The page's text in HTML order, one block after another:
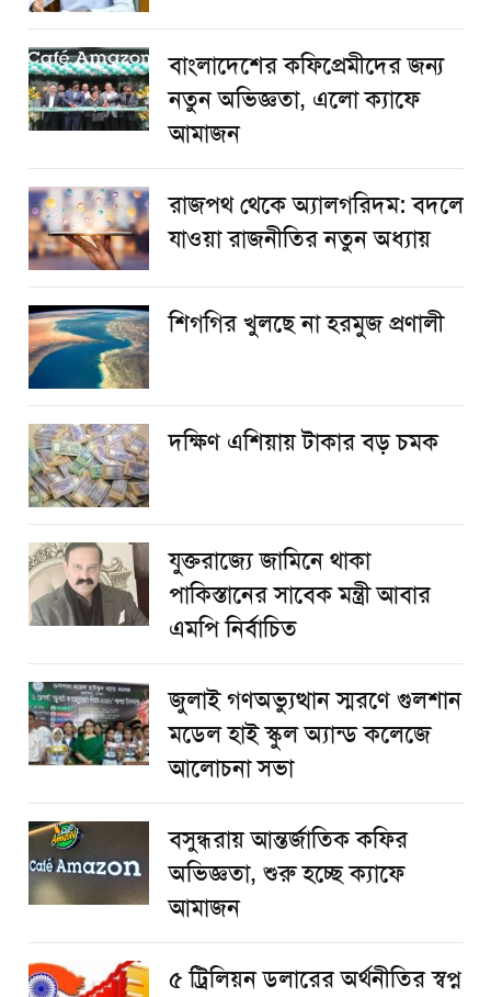
বাংলাদেশের কফিপ্রেমীদের জন্য
নতুন অভিজ্ঞতা, এলো ক্যাফে
আমাজন
রাজপথ থেকে অ্যালগরিদম: বদলে
যাওয়া রাজনীতির নতুন অধ্যায়
শিগগির খুলছে না হরমুজ প্রণালী
দক্ষিণ এশিয়ায় টাকার বড় চমক
যুক্তরাজ্যে জামিনে থাকা
পাকিস্তানের সাবেক মন্ত্রী আবার
এমপি নির্বাচিত
জুলাই গণঅভ্যুত্থান স্মরণে গুলশান
মডেল হাই স্কুল অ্যান্ড কলেজে
আলোচনা সভা
বসুন্ধরায় আন্তর্জাতিক কফির
অভিজ্ঞতা, শুরু হচ্ছে ক্যাফে
আমাজন
৫ ট্রিলিয়ন ডলারের অর্থনীতির স্বপ্ন